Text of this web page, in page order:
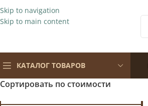
Skip to navigation
Skip to main content
КАТАЛОГ ТОВАРОВ
Сортировать по стоимости